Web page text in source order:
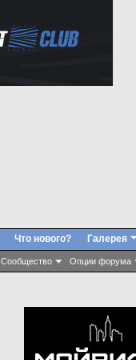
Сообщество Опции форума
Что нового? Галерея